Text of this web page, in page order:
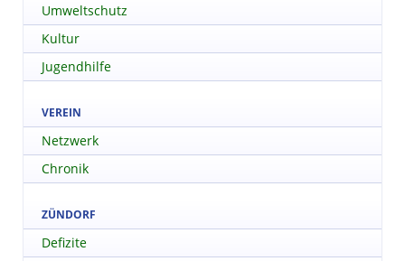
Umweltschutz
Kultur
Jugendhilfe
VEREIN
Netzwerk
Chronik
ZÜNDORF
Defizite